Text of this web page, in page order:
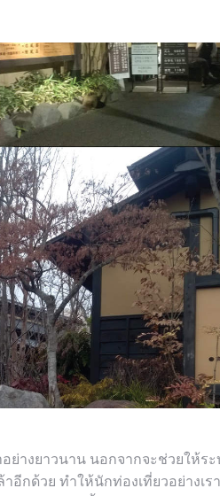
างยาวนาน นอกจากจะช่วยให้ร
อีกด้วย ทำให้นักท่องเที่ยวอย่างเ